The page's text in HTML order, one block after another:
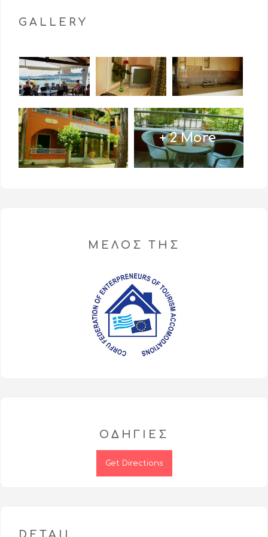
GALLERY
+ 2 More
ΜΈΛΟΣ ΤΗΣ
ΟΔΗΓΊΕΣ
Get Directions